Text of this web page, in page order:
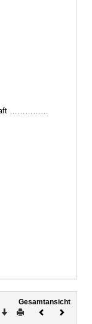
……………
Gesamtansicht
Download
DruckenVorheriges